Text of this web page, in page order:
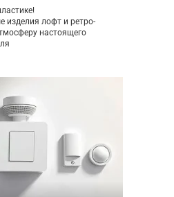
изделия лофт и ретро-
настоящего